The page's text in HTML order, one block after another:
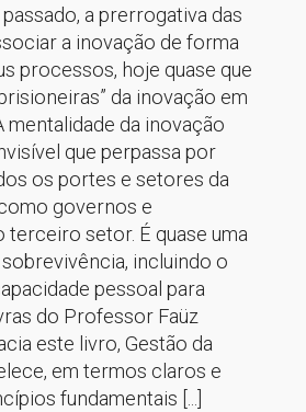
a prerrogativa das
a inovação de forma
processos, hoje quase que
da inovação em
mentalidade da inovação
que perpassa por
os portes e setores da
governos e
terceiro setor. É quase uma
incluindo o
pessoal para
do Professor Faüz
este livro, Gestão da
em termos claros e
fundamentais [...]